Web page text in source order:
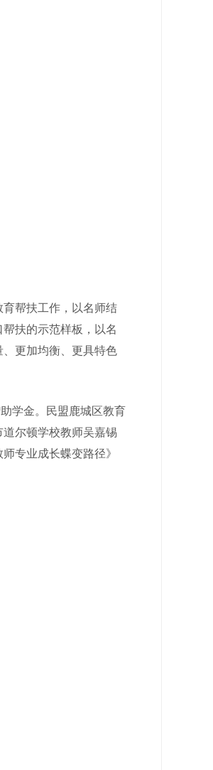
帮扶工作，以名师结
扶的示范样板，以名
更加均衡、更具特色
学金。民盟鹿城区教育
尔顿学校教师吴嘉锡
专业成长蝶变路径》